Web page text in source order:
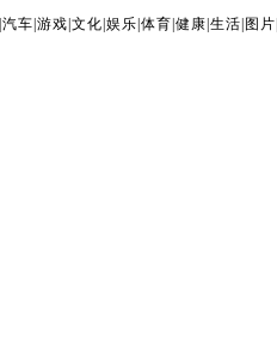
汽车 游戏 文化 娱乐 体育 健康 生活 图片